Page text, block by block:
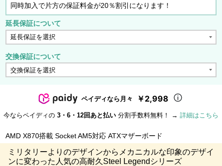
同時加入で片方の保証料金が20％割引になります！
延長保証について
交換保証について
ペイディなら月々 ￥2,998
今ならペイディの 3・6・12回あと払い 分割手数料無料！ → 詳細はこちら
AMD X870搭載 Socket AM5対応 ATXマザーボード
ミリタリーよりのデザインからメカニカルな印象のデザイ
ンに変わった人気の高耐久Steel Legendシリーズ